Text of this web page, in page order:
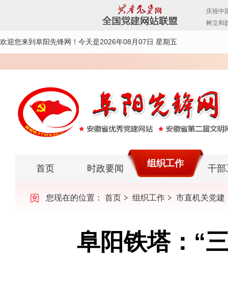
欢迎您来到阜阳先锋网！ 今天是2026年08月07日 星期五
首页 时政要闻 组织工作 干部
您现在的位置： 首页 组织工作 市直机关党建
阜阳铁塔：“